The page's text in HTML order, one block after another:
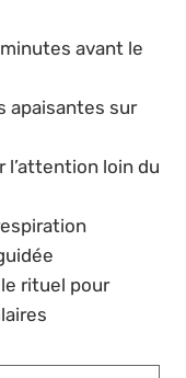
avant le
apaisantes sur
l’attention loin du
rituel pour